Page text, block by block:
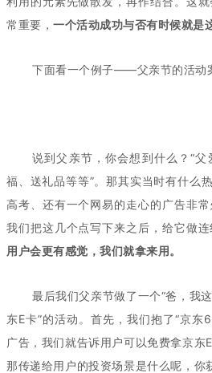
常重要， 一个活动成功与否有时候就是
下面看一个例子——父亲节的活动
说到父亲节，你会想到什么？“
福、送礼品等等”。那其实当时有什么
高考、还有一个网易的走心的广告非常
我们把这几个点写下来之后，给它做
用户会更有感觉，我们就拿来用。
最后我们父亲节做了一个“爸，我
东E卡”的活动。首先，我们抱了“京东
广告，我们就告诉用户可以免费拿京东
那传递给用户的投资场景是什么呢，你